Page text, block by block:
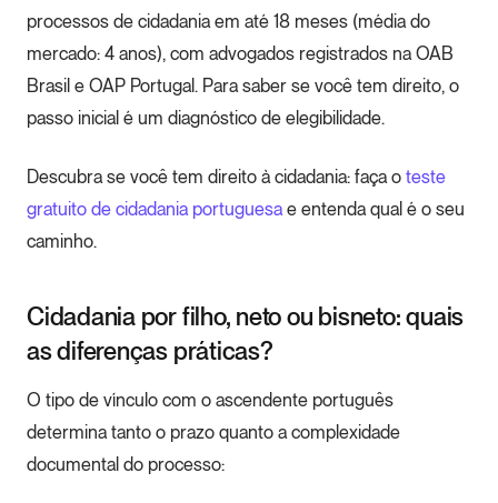
processos de cidadania em até 18 meses (média do
mercado: 4 anos), com advogados registrados na OAB
Brasil e OAP Portugal. Para saber se você tem direito, o
passo inicial é um diagnóstico de elegibilidade.
Descubra se você tem direito à cidadania: faça o teste
gratuito de cidadania portuguesa e entenda qual é o seu
caminho.
Cidadania por filho, neto ou bisneto: quais
as diferenças práticas?
O tipo de vínculo com o ascendente português
determina tanto o prazo quanto a complexidade
documental do processo: